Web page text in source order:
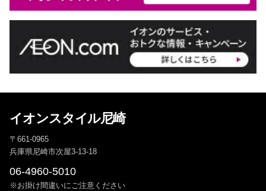
イオンスタイル尼崎
〒661-0965
兵庫県尼崎市次屋3-13-18
06-4960-5010
※お掛け間違いにご注意ください